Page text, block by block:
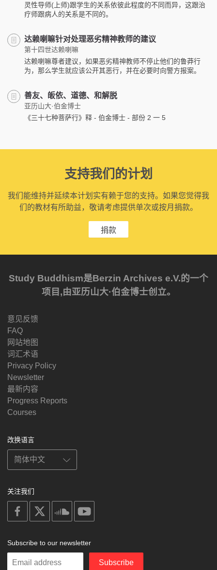
灵性导师(上师)跟学生的关系依彼此程度的不同而异，这跟治
疗师跟病人的关系是不同的。
达赖喇嘛针对处理恶劣精神教师的建议
第十四世达赖喇嘛
达赖喇嘛尊者建议，如果恶劣精神教师不停止他们的鲁莽行
为，那么学生就应该公开其恶行，并在必要时向警方报案。
善友、皈依、道德、和解脱
亚历山大·伯金博士
《三十七种菩萨行》释 - 伯金博士 - 部份 2 一 5
支持我们的计划
我们能维持并延续本计划实有赖于您的支持。如果您觉得我
们的教材有所助益，敬请考虑提供单次或按月捐款。
捐款
Study Buddhism是Berzin Archives e.V.的一个
项目,由亚历山大·伯金博士创立。
意见反馈
FAQ
网站地图
词汇术语
Privacy Policy
Newsletter
最新内容
Progress Reports
Courses
改换语言
关注我们
on
facebook
soundcloud
Subscribe to our newsletter
Enter
Subscribe